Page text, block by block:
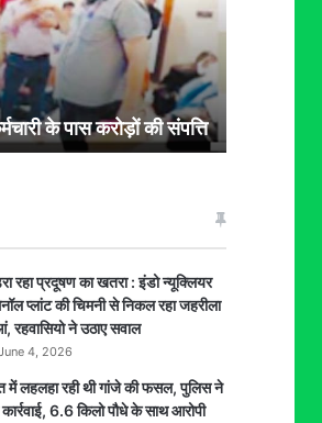
के पास करोड़ों की संपत्ति
रहा प्रदूषण का खतरा : इंडो न्यूक्लियर
प्लांट की चिमनी से निकल रहा जहरीला
रहवासियो ने उठाए सवाल
4, 2026
में लहलहा रही थी गांजे की फसल, पुलिस ने
6.6 किलो पौधे के साथ आरोपी